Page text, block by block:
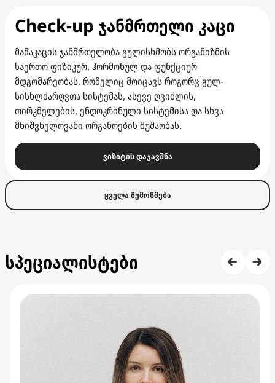
Check-up ჯანმრთელი კაცი
მამაკაცის ჯანმრთელობა გულისხმობს ორგანიზმის
საერთო ფიზიკურ, ჰორმონულ და ფუნქციურ
მდგომარეობას, რომელიც მოიცავს როგორც გულ-
სისხლძარღვთა სისტემას, ასევე ღვიძლის,
თირკმელების, ენდოკრინული სისტემისა და სხვა
მნიშვნელოვანი ორგანოების მუშაობას.
ვიზიტის დაჯავშნა
ყველა შემოწმება
სპეციალისტები